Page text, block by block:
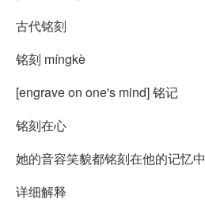
古代铭刻
铭刻 míngkè
[engrave on one's mind] 铭记
铭刻在心
她的音容笑貌都铭刻在他的记忆中
详细解释